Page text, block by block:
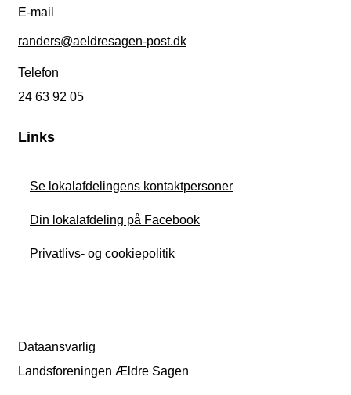
E-mail
randers@aeldresagen-post.dk
Telefon
24 63 92 05
Links
Se lokalafdelingens kontaktpersoner
Din lokalafdeling på Facebook
Privatlivs- og cookiepolitik
Dataansvarlig
Landsforeningen Ældre Sagen